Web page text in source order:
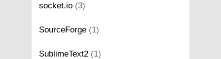
socket.io (3)
SourceForge (1)
SublimeText2 (1)